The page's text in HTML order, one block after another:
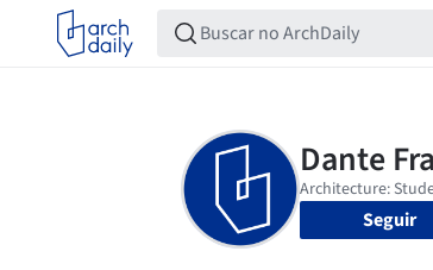
Seguir